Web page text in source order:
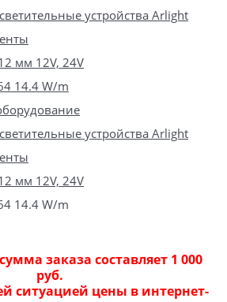
устройства Arlight
мм 12V, 24V
14.4 W/m
устройства Arlight
мм 12V, 24V
14.4 W/m
заказа составляет 1 000
руб.
ситуацией цены в интернет-